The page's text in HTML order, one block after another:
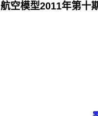
航空模型2011年第十